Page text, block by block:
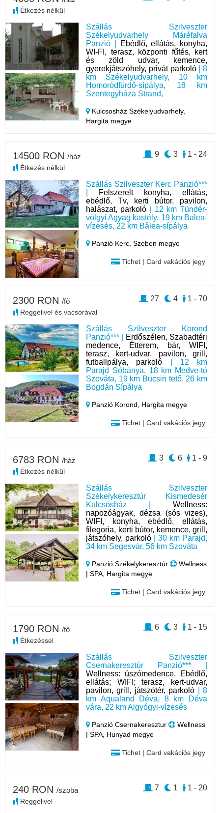
Szállás Szilveszter
Székelyudvarhely Máréfalva
Panzió |
Ebédlő, ellátás, konyha,
WI-FI, terasz, központi fűtés, kert
és zöld udvar, kemence,
gyerekjátszóhely, privát parkoló| 8
km Székelyudvarhely, 10 km
Homoródfürdő-sípálya, 18 km
Szentegyháza Strand,
Kulcsosház Székelyudvarhely,
Hargita megye
Étkezés nélkül
Szállás Szilveszter Kerc Panzió***
Felszerelt konyha, ellátás,
ebédlő, Tv, kerti bútor, pavilon,
halászat, parkoló | 12 km Tündér-
völgyi Agyag kastély, 19 km Balea-
vízesés, 22 km Bâlea-sípálya
Panzió Kerc,Szeben megye
Tichet | Card vakációs jegy
14500 RON /ház
Étkezés nélkül
1 - 24
3
9
Szállás Szilveszter Korond
Panzió*** |
Erdőszélen, Szabadtéri
medence, Étterem, bár, WIFI,
terasz, kert-udvar, pavilon, grill,
futballpálya, parkoló | 12 km
Parajd Sóbánya, 18 km Medve-tó
Szováta, 19 km Bucsin tető, 26 km
Bogdán Sípálya
Panzió Korond, Hargita megye
Tichet | Card vakációs jegy
2300 RON /fő
Reggelivel és vacsorával
1 - 70
4
27
Szállás Szilveszter
Székelykeresztúr Kismedesér
Kulcsosház | Wellness:
napozóágyak, dézsa (sós vizes),
WIFI, konyha, ebédlő, ellátás,
filegoria, kerti bútor, kemence, grill,
játszóhely, parkoló | 30 km Parajd,
34 km Segesvár, 56 km Szováta
Panzió Székelykeresztúr
Wellness
| SPA, Hargita megye
Tichet | Card vakációs jegy
6783 RON /ház
Étkezés nélkül
1 - 9
6
3
Szállás Szilveszter
Csernakeresztúr Panzió*** |
Wellness: úszómedence, Ebédlő,
ellátás; WIFI; terasz, kert-udvar,
pavilon, grill, játszótér, parkoló | 8
km Aqualand Déva, 8 km Déva
vára, 22 km Algyógyi-vízesés
Panzió Csernakeresztur
Wellness
| SPA, Hunyad megye
Tichet | Card vakációs jegy
1790 RON /fő
Étkezéssel
1 - 15
3
6
240 RON /szoba
Reggelivel
1 - 20
1
7